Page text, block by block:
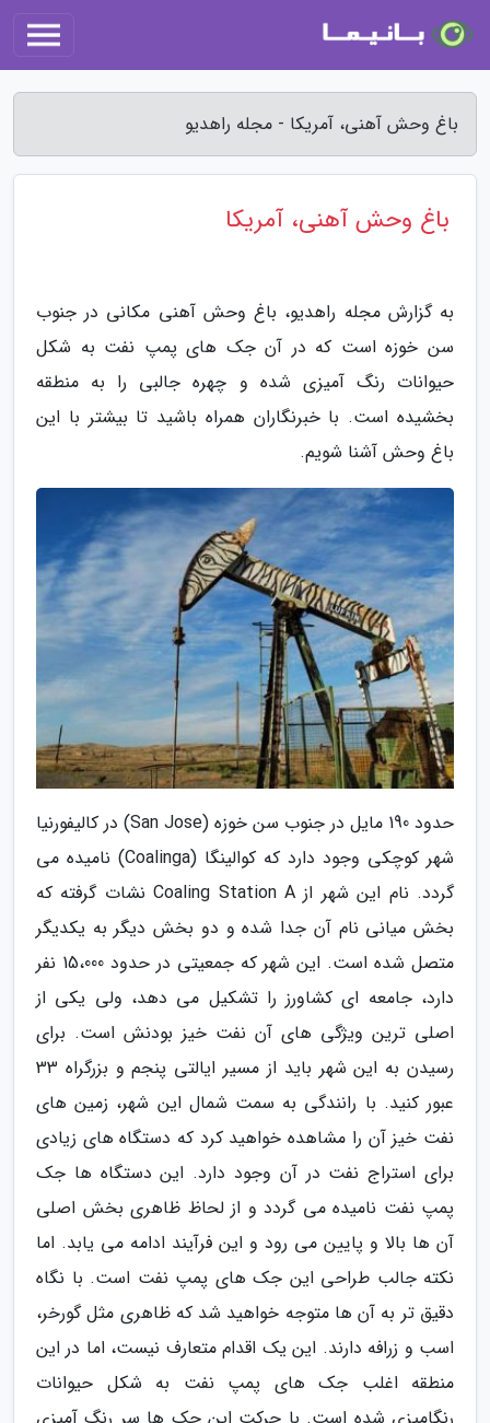
باغ وحش آهنی، آمریکا - مجله راهدیو
باغ وحش آهنی، آمریکا
به گزارش مجله راهدیو، باغ وحش آهنی مکانی در جنوب
سن خوزه است که در آن جک های پمپ نفت به شکل
حیوانات رنگ آمیزی شده و چهره جالبی را به منطقه
بخشیده است. با خبرنگاران همراه باشید تا بیشتر با این
باغ وحش آشنا شویم.
حدود 190 مایل در جنوب سن خوزه (San Jose) در کالیفورنیا
شهر کوچکی وجود دارد که کوالینگا (Coalinga) نامیده می
گردد. نام این شهر از Coaling Station A نشات گرفته که
بخش میانی نام آن جدا شده و دو بخش دیگر به یکدیگر
متصل شده است. این شهر که جمعیتی در حدود 15،000 نفر
دارد، جامعه ای کشاورز را تشکیل می دهد، ولی یکی از
اصلی ترین ویژگی های آن نفت خیز بودنش است. برای
رسیدن به این شهر باید از مسیر ایالتی پنجم و بزرگراه 33
عبور کنید. با رانندگی به سمت شمال این شهر، زمین های
نفت خیز آن را مشاهده خواهید کرد که دستگاه های زیادی
برای استراج نفت در آن وجود دارد. این دستگاه ها جک
پمپ نفت نامیده می گردد و از لحاظ ظاهری بخش اصلی
آن ها بالا و پایین می رود و این فرآیند ادامه می یابد. اما
نکته جالب طراحی این جک های پمپ نفت است. با نگاه
دقیق تر به آن ها متوجه خواهید شد که ظاهری مثل گورخر،
اسب و زرافه دارند. این یک اقدام متعارف نیست، اما در این
منطقه اغلب جک های پمپ نفت به شکل حیوانات